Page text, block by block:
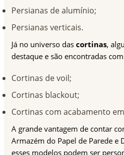
Persianas de alumínio;
Persianas verticais.
Já no universo das cortinas,
destaque e são encontradas
Cortinas de voil;
Cortinas blackout;
Cortinas com acabamento
A grande vantagem de contar
Armazém do Papel de Parede e
esses modelos podem ser